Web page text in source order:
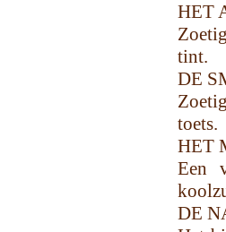
HET
tint.
DE
toets.
HET
Een
DE